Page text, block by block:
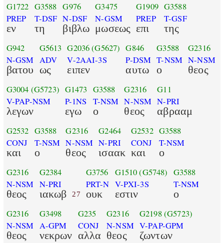
G1722
PREP
εν
G3588
T-DSF
τη
G976
N-DSF
βιβλω
G3475
N-GSM
μωσεως
G1909
PREP
επι
G3588
T-GSF
της
G942
N-GSM
βατου
G5613
ADV
ως
G2036(G5627)
V-2AAI-3S
ειπεν
G846
P-DSM
αυτω
G3588
T-NSM
ο
G2316
N-NSM
θεος
G3004 (G5723)
V-PAP-NSM
λεγων
G1473
P-1NS
εγω
G3588
T-NSM
ο
G2316
N-NSM
θεος
G11
N-PRI
αβρααμ
G2532
CONJ
και
G3588
T-NSM
ο
G2316
N-NSM
θεος
G2464
N-PRI
ισαακ
G2532
CONJ
και
G3588
T-NSM
ο
G2316
N-NSM
θεος
G2384
N-PRI
ιακωβ 27
G3756
PRT-N
ουκ
G1510 (G5748)
V-PXI-3S
εστιν
G3588
T-NSM
ο
G2316
N-NSM
θεος
G3498
A-GPM
νεκρων
G235
CONJ
αλλα
G2316
N-NSM
θεος
G2198(G5723)
V-PAP-GPM
ζωντων